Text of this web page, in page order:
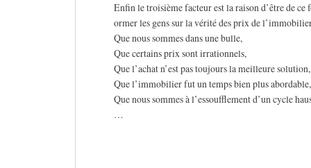
Enfin le troisième facteur est la raison d’être de
ormer les gens sur la vérité des prix de
Que nous sommes dans une bulle,
Que certains prix sont irrationnels,
Que l’achat n’est pas toujours la meilleure solution,
Que l’immobilier fut un temps bien plus abordable,
Que nous sommes à l’essoufflement d’un cycle
…